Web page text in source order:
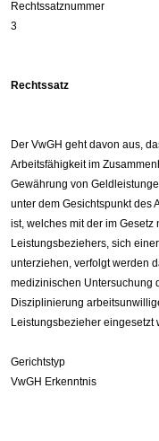
Rechtssatznummer
3
Rechtssatz
Der VwGH geht davon aus,
Arbeitsfähigkeit im
Gewährung von
unter dem Gesichtspunkt des
ist, welches mit der im
Leistungsbeziehers, sich
unterziehen, verfolgt werden
medizinischen Untersuchung
Disziplinierung
Leistungsbezieher eingesetzt
Gerichtstyp
VwGH Erkenntnis